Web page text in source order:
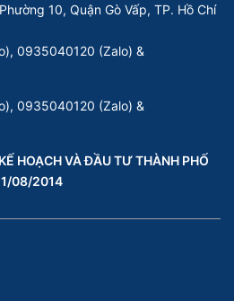
10, Quận Gò Vấp, TP. Hồ Chí
0935040120 (Zalo) &
0935040120 (Zalo) &
HOẠCH VÀ ĐẦU TƯ THÀNH PHỐ
08/2014